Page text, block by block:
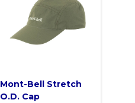
Mont-Bell Stretch
O.D. Cap